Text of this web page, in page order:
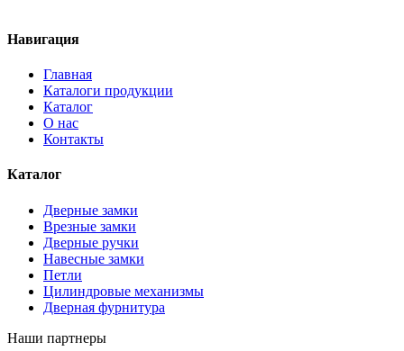
Навигация
Главная
Каталоги продукции
Каталог
О нас
Контакты
Каталог
Дверные замки
Врезные замки
Дверные ручки
Навесные замки
Петли
Цилиндровые механизмы
Дверная фурнитура
Наши партнеры